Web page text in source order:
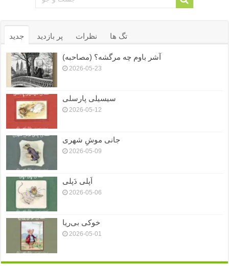
جدید پر بازدید نظرات تگ ها
آشر باوم چه مرگشه؟ (مصاحبه)
2026-05-23
سیسیلی پارسلی
2026-05-12
جانی موشِ شهری
2026-05-09
اَپلی دَپلی
2026-05-06
خوکی بی‌ریا
2026-05-01